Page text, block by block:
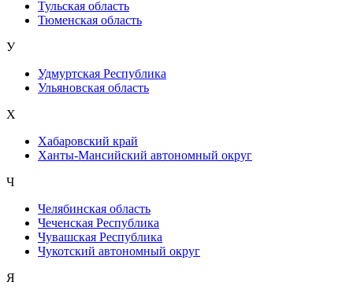
Тульская область
Тюменская область
У
Удмуртская Республика
Ульяновская область
Х
Хабаровский край
Ханты-Мансийский автономный округ
Ч
Челябинская область
Чеченская Республика
Чувашская Республика
Чукотский автономный округ
Я